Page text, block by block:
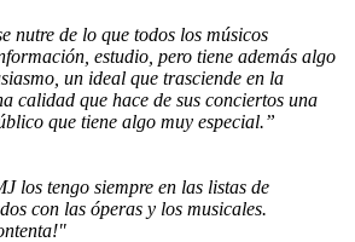
nutre de lo que todos los músicos
estudio, pero tiene además algo
un ideal que trasciende en la
calidad que hace de sus conciertos una
que tiene algo muy especial.”
los tengo siempre en las listas de
con las óperas y los musicales.